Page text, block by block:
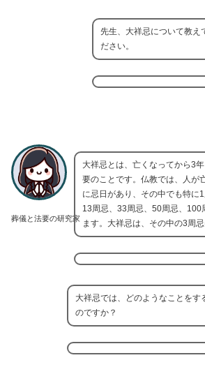
先生、大祥忌について教え
ださい。
葬儀と法要の研究家
大祥忌とは、亡くなってから3
要のことです。仏教では、人が
に忌日があり、その中でも特に
13周忌、33周忌、50周忌、100
ます。大祥忌は、その中の3周忌
大祥忌では、どのようなことをす
のですか？